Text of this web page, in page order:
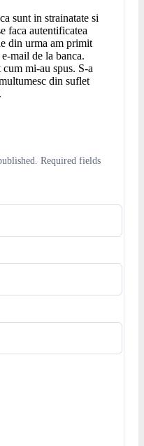
sunt in strainatate si
faca autentificatea
din urma am primit
mail de la banca.
mi-au spus. S-a
din suflet
Required fields